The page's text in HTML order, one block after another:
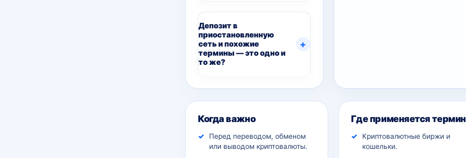
Депозит в
приостановленную
сеть и похожие
термины — это одно и
то же?
Дополнительный контекст
Когда важно
Перед переводом, обменом
или выводом криптовалюты.
Где применяется термин
Криптовалютные биржи и
кошельки.